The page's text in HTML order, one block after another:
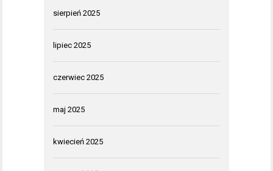
sierpień 2025
lipiec 2025
czerwiec 2025
maj 2025
kwiecień 2025